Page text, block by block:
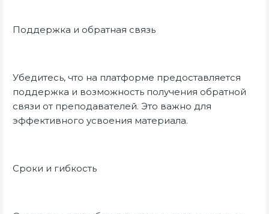
Поддержка и обратная связь
Убедитесь, что на платформе предоставляется
поддержка и возможность получения обратной
связи от преподавателей. Это важно для
эффективного усвоения материала.
Сроки и гибкость